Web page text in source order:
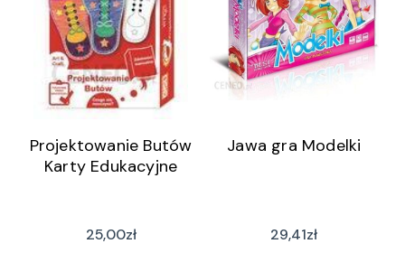
Projektowanie Butów
Karty Edukacyjne
25,00zł
Jawa gra Modelki
29,41zł